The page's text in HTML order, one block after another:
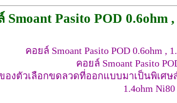
Smoant Pasito POD
คอยล์ Smoant Pasito POD 0.6ohm
คอยล์ Smoant Pasito
องตัวเลือกขดลวดที่ออกแบบมาเป็นพิเศษ
1.4ohm